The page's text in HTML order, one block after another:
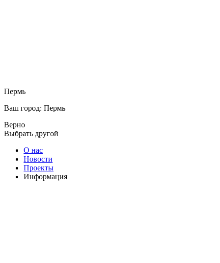
Пермь
Ваш город: Пермь
Верно
Выбрать другой
О нас
Новости
Проекты
Информация